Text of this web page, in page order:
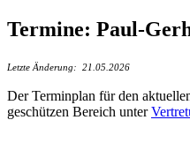
Termine: Paul-
Letzte Änderung: 21.05.2026
Der Terminplan für den
geschützen Bereich unter